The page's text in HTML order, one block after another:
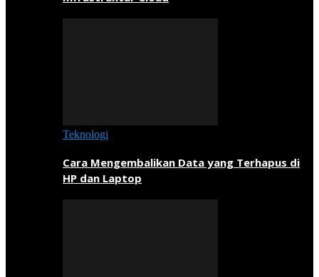
Teknologi
Cara Mengembalikan Data yang Terhapus di
HP dan Laptop